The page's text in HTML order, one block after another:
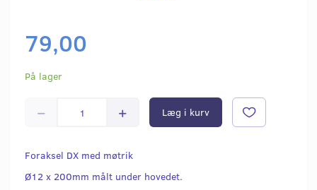
79,00
På lager
Læg i kurv
Foraksel DX med møtrik
Ø12 x 200mm målt under hovedet.